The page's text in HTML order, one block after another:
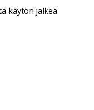
käytön jälkeä